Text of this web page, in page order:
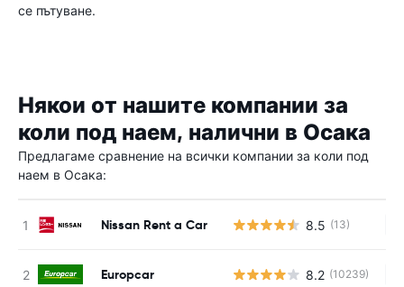
се пътуване.
Някои от нашите компании за
коли под наем, налични в Осака
Предлагаме сравнение на всички компании за коли под
наем в Осака:
Nissan Rent a Car 8.5 (13)
Europcar 8.2 (10239)